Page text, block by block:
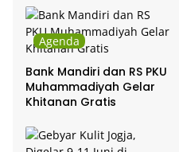
Agenda
Bank Mandiri dan RS PKU
Muhammadiyah Gelar
Khitanan Gratis